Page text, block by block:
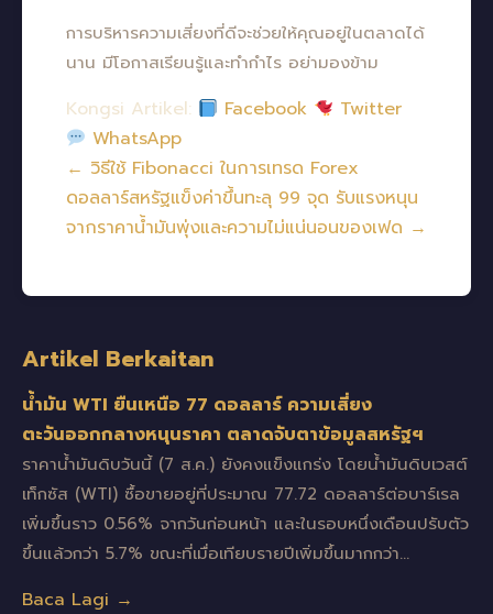
การบริหารความเสี่ยงที่ดีจะช่วยให้คุณอยู่ในตลาดได้
นาน มีโอกาสเรียนรู้และทำกำไร อย่ามองข้าม
Kongsi Artikel: Facebook
Twitter
WhatsApp
← วิธีใช้ Fibonacci ในการเทรด Forex
ดอลลาร์สหรัฐแข็งค่าขึ้นทะลุ 99 จุด รับแรงหนุน
จากราคาน้ำมันพุ่งและความไม่แน่นอนของเฟด →
Artikel Berkaitan
น้ำมัน WTI ยืนเหนือ 77 ดอลลาร์ ความเสี่ยง
ตะวันออกกลางหนุนราคา ตลาดจับตาข้อมูลสหรัฐฯ
ราคาน้ำมันดิบวันนี้ (7 ส.ค.) ยังคงแข็งแกร่ง โดยน้ำมันดิบเวสต์
เท็กซัส (WTI) ซื้อขายอยู่ที่ประมาณ 77.72 ดอลลาร์ต่อบาร์เรล
เพิ่มขึ้นราว 0.56% จากวันก่อนหน้า และในรอบหนึ่งเดือนปรับตัว
ขึ้นแล้วกว่า 5.7% ขณะที่เมื่อเทียบรายปีเพิ่มขึ้นมากกว่า…
Baca Lagi →